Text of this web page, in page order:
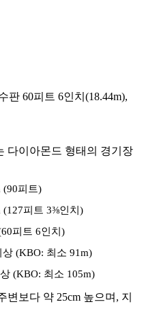
60피트 6인치(18.44m),
다이아몬드 형태의 경기장
(90피트)
(127피트 3⅜인치)
피트 6인치)
상 (KBO: 최소 91m)
(KBO: 최소 105m)
보다 약 25cm 높으며, 지